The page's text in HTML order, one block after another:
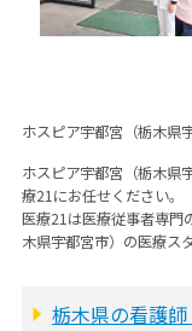
ホスピア宇都宮（栃木県
ホスピア宇都宮（栃木県
療21にお任せください。
医療21は医療従事者専門
木県宇都宮市）の医療ス
栃木県の看護